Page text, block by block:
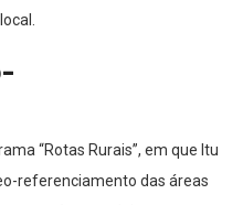
“Rotas Rurais”, em que Itu
referenciamento das áreas